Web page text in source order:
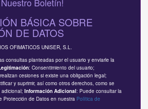
BÁSICA SOBRE
DE DATOS
OFIMATICOS UNISER, S.L.
consultas planteadas por el usuario y enviarle la
: Consentimiento del usuario;
cesiones si existe una obligación legal;
y suprimir, así como otros derechos, como se
Información Adicional: Puede consultar la
Protección de Datos en nuestra Política de